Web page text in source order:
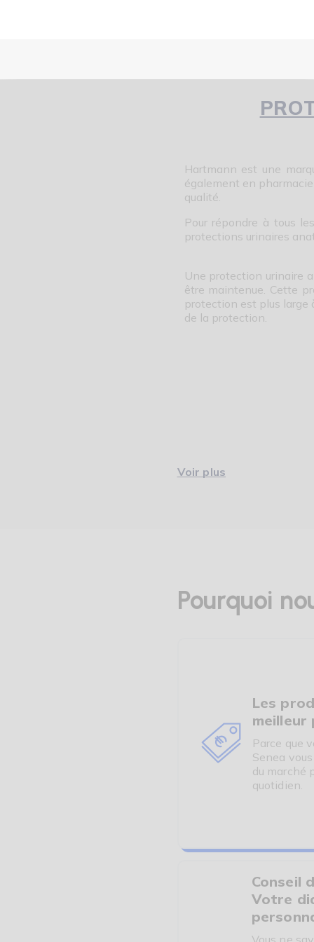
Hartmann est une
également en
qualité.
Pour répondre à tous
protections urinaires
Une protection urinaire
être maintenue. Cette
protection est plus large
de la protection.
HARTMANN :
Les protections
élevé. les
anatomiques sont
- Confort :
La
démangeaison
protéger.
- Indicateur d'humidité
Voir plus
Pourquoi
Les
meilleur
Parce que
Senea
du marché
quotidien.
Conseil
Votre
Vous ne